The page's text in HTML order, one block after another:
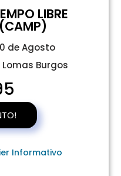
LIBRE
de Agosto
Burgos
Informativo